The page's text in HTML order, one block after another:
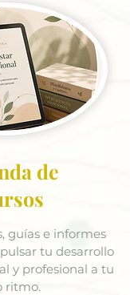
de
guías e informes
tu desarrollo
y profesional a tu
ritmo.